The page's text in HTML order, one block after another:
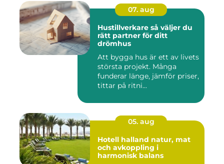
07. aug
Hustillverkare så väljer du
rätt partner för ditt
drömhus
Att bygga hus är ett av livets
största projekt. Många
funderar länge, jämför priser,
tittar på ritni...
05. aug
Hotell halland natur, mat
och avkoppling i
harmonisk balans